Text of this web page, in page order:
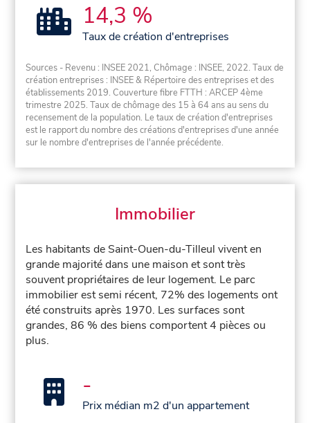
14,3 %
Taux de création d'entreprises
Sources - Revenu : INSEE 2021, Chômage : INSEE, 2022. Taux de
création entreprises : INSEE & Répertoire des entreprises et des
établissements 2019. Couverture fibre FTTH : ARCEP 4ème
trimestre 2025. Taux de chômage des 15 à 64 ans au sens du
recensement de la population. Le taux de création d'entreprises
est le rapport du nombre des créations d'entreprises d'une année
sur le nombre d'entreprises de l'année précédente.
Immobilier
Les habitants de Saint-Ouen-du-Tilleul vivent en
grande majorité dans une maison et sont très
souvent propriétaires de leur logement. Le parc
immobilier est semi récent, 72% des logements ont
été construits après 1970. Les surfaces sont
grandes, 86 % des biens comportent 4 pièces ou
plus.
-
Prix médian m2 d'un appartement